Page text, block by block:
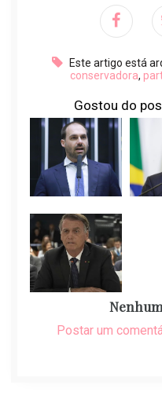
Este artigo está
conservadora,
Gostou do
Postar um